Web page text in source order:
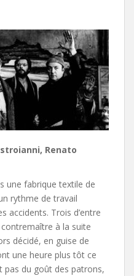
Renato
une fabrique textile de
rythme de travail
accidents. Trois d’entre
à la suite
décidé, en guise de
une heure plus tôt ce
pas du goût des patrons,